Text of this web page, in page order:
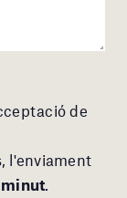
de
l'enviament
.